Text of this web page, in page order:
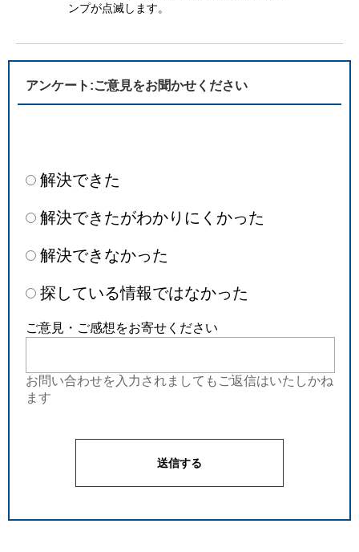
ンプが点滅します。
アンケート:ご意見をお聞かせください
解決できた
解決できたがわかりにくかった
解決できなかった
探している情報ではなかった
ご意見・ご感想をお寄せください
お問い合わせを入力されましてもご返信はいたしかね
ます